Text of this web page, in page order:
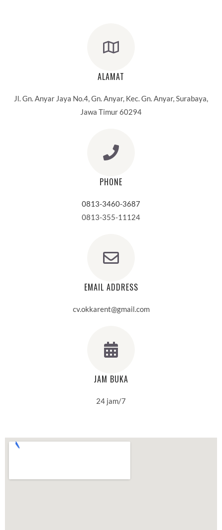
ALAMAT
Jl. Gn. Anyar Jaya No.4, Gn. Anyar, Kec. Gn. Anyar, Surabaya,
Jawa Timur 60294
PHONE
0813-3460-3687
0813-355-11124
EMAIL ADDRESS
cv.okkarent@gmail.com
JAM BUKA
24 jam/7